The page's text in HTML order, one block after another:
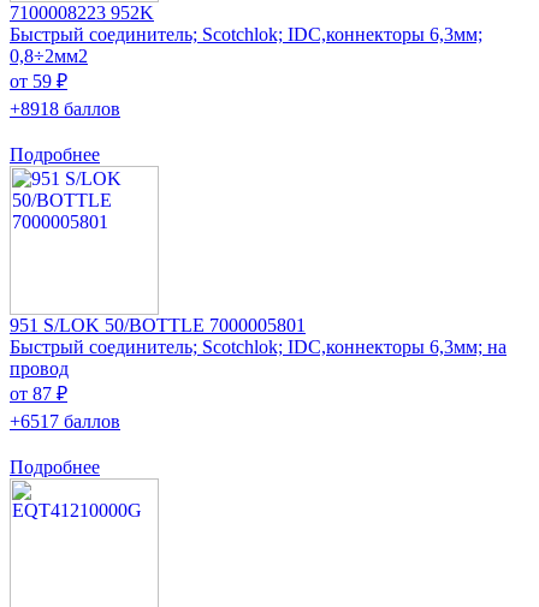
7100008223 952K
Быстрый соединитель; Scotchlok; IDC,коннекторы 6,3мм;
0,8÷2мм2
от 59 ₽
+8918 баллов
Подробнее
951 S/LOK 50/BOTTLE 7000005801
Быстрый соединитель; Scotchlok; IDC,коннекторы 6,3мм; на
провод
от 87 ₽
+6517 баллов
Подробнее